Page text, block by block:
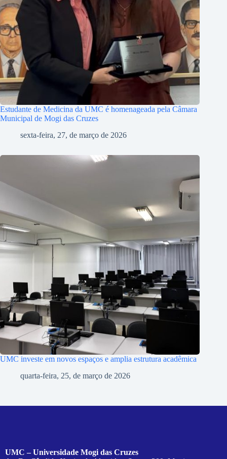
Estudante de Medicina da UMC é homenageada pela Câmara
Municipal de Mogi das Cruzes
sexta-feira, 27, de março de 2026
UMC investe em novos espaços e amplia estrutura acadêmica
quarta-feira, 25, de março de 2026
UMC – Universidade Mogi das Cruzes